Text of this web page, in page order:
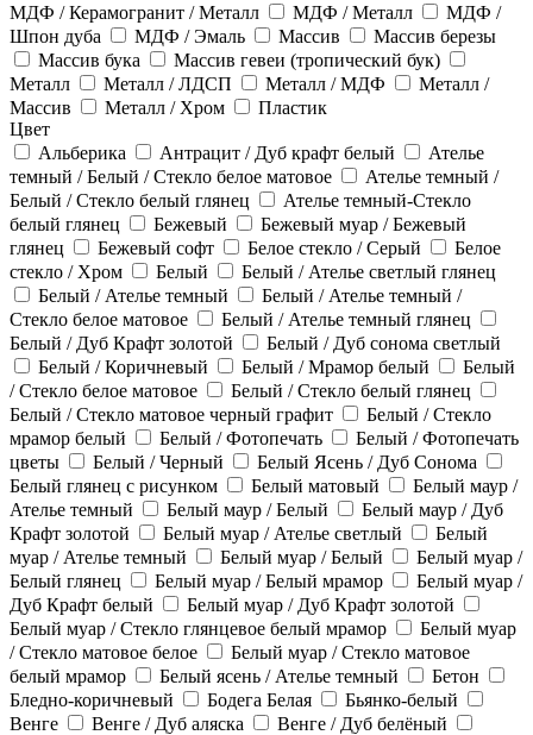
МДФ / Керамогранит / Металл
МДФ / Металл
МДФ /
Шпон дуба
МДФ / Эмаль Массив
Массив березы
Массив бука
Массив гевеи (тропический бук)
Металл
Металл / ЛДСП Металл / МДФ
Металл /
Массив
Металл / Хром
Пластик
Цвет
Альберика
Антрацит / Дуб крафт белый
Ателье
темный / Белый / Стекло белое матовое
Ателье темный /
Белый / Стекло белый глянец
Ателье темный-Стекло
белый глянец
Бежевый
Бежевый муар / Бежевый
глянец
Бежевый софт Белое стекло / Серый
Белое
стекло / Хром
Белый
Белый / Ателье светлый глянец
Белый / Ателье темный
Белый / Ателье темный /
Стекло белое матовое
Белый / Ателье темный глянец
Белый / Дуб Крафт золотой
Белый / Дуб сонома светлый
Белый / Коричневый
Белый / Мрамор белый
Белый
/ Стекло белое матовое
Белый / Стекло белый глянец
Белый / Стекло матовое черный графит
Белый / Стекло
мрамор белый
Белый / Фотопечать
Белый / Фотопечать
цветы
Белый / Черный
Белый Ясень / Дуб Сонома
Белый глянец с рисунком
Белый матовый
Белый маур /
Ателье темный
Белый маур / Белый
Белый маур / Дуб
Крафт золотой
Белый муар / Ателье светлый
Белый
муар / Ателье темный
Белый муар / Белый
Белый муар /
Белый глянец
Белый муар / Белый мрамор
Белый муар /
Дуб Крафт белый
Белый муар / Дуб Крафт золотой
Белый муар / Стекло глянцевое белый мрамор
Белый муар
/ Стекло матовое белое
Белый муар / Стекло матовое
белый мрамор
Белый ясень / Ателье темный
Бетон
Бледно-коричневый
Бодега Белая
Бьянко-белый
Венге
Венге / Дуб аляска
Венге / Дуб белёный